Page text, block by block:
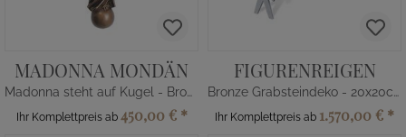
MADONNA MONDÄN
Madonna steht auf Kugel - Bronze
Ihr Komplettpreis ab 450,00 € *
FIGURENREIGEN
Bronze Grabsteindeko - 20x20cm
Ihr Komplettpreis ab 1.570,00 € *